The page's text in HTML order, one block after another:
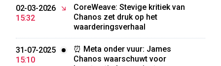
02-03-2026
15:32
CoreWeave: Stevige kritiek van
Chanos zet druk op het
waarderingsverhaal
31-07-2025
15:10
⏰ Meta onder vuur: James
Chanos waarschuwt voor